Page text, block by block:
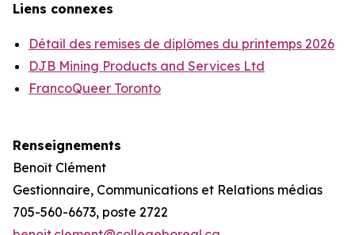
Liens connexes
Détail des remises de diplômes du printemps 2026
DJB Mining Products and Services Ltd
FrancoQueer Toronto
Renseignements
Benoît Clément
Gestionnaire, Communications et Relations médias
705-560-6673, poste 2722